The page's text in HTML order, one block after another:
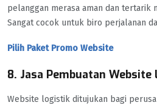
pelanggan merasa aman dan tertarik
Sangat cocok untuk biro perjalanan
Pilih Paket Promo Website
8. Jasa Pembuatan
Website logistik ditujukan bagi